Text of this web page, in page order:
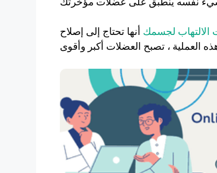
الالتهاب لجسمك أنها تحتاج إلى إصلاح